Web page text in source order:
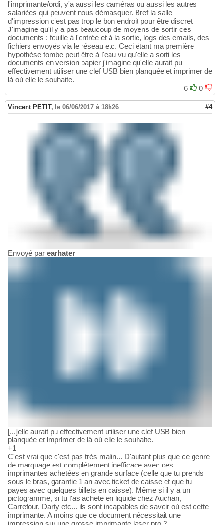
l'imprimante/ordi, y'a aussi les caméras ou aussi les autres
salariées qui peuvent nous démasquer. Bref la salle
d'impression c'est pas trop le bon endroit pour être discret
J'imagine qu'il y a pas beaucoup de moyens de sortir ces
documents : fouille à l'entrée et à la sortie, logs des emails, des
fichiers envoyés via le réseau etc. Ceci étant ma première
hypothèse tombe peut être à l'eau vu qu'elle a sorti les
documents en version papier j'imagine qu'elle aurait pu
effectivement utiliser une clef USB bien planquée et imprimer de
là où elle le souhaite.
6
0
Vincent PETIT, le 06/06/2017 à 18h26 #4
Envoyé par earhater
[...]elle aurait pu effectivement utiliser une clef USB bien
planquée et imprimer de là où elle le souhaite.
+1
C'est vrai que c'est pas très malin... D'autant plus que ce genre
de marquage est complétement inefficace avec des
imprimantes achetées en grande surface (celle que tu prends
sous le bras, garantie 1 an avec ticket de caisse et que tu
payes avec quelques billets en caisse). Même si il y a un
pictogramme, si tu l'as acheté en liquide chez Auchan,
Carrefour, Darty etc... ils sont incapables de savoir où est cette
imprimante. A moins que ce document nécessitait une